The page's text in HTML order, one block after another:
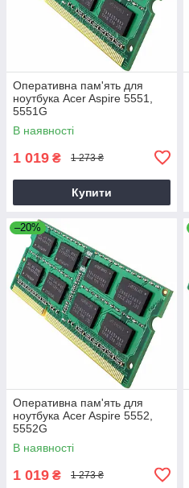
Оперативна пам'ять для
ноутбука Acer Aspire 5551,
5551G
В наявності
1 019 ₴ 1 273 ₴
Купити
–20%
Оперативна пам'ять для
ноутбука Acer Aspire 5552,
5552G
В наявності
1 019 ₴ 1 273 ₴